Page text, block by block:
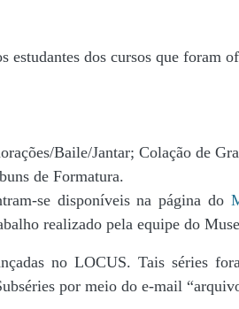
dos cursos que foram
Baile/Jantar; Colação de
de Formatura.
se disponíveis na página do
realizado pela equipe do
no LOCUS. Tais séries
por meio do e-mail